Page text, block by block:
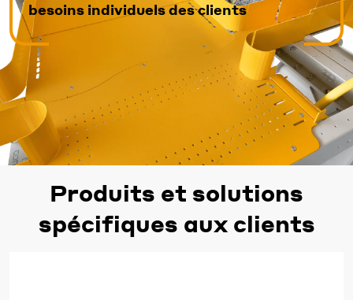
besoins individuels des clients
Produits et solutions
spécifiques aux clients